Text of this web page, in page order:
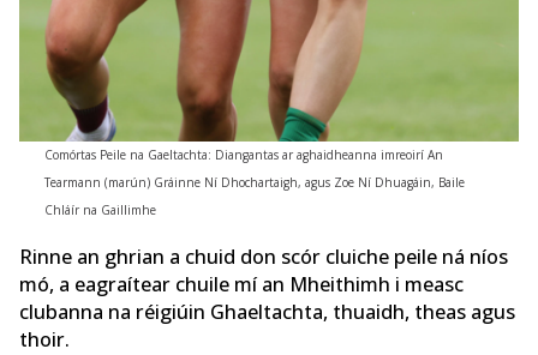
Comórtas Peile na Gaeltachta: Diangantas ar aghaidheanna imreoirí An
Tearmann (marún) Gráinne Ní Dhochartaigh, agus Zoe Ní Dhuagáin, Baile
Chláír na Gaillimhe
Rinne an ghrian a chuid don scór cluiche peile ná níos
mó, a eagraítear chuile mí an Mheithimh i measc
clubanna na réigiúin Ghaeltachta, thuaidh, theas agus
thoir.